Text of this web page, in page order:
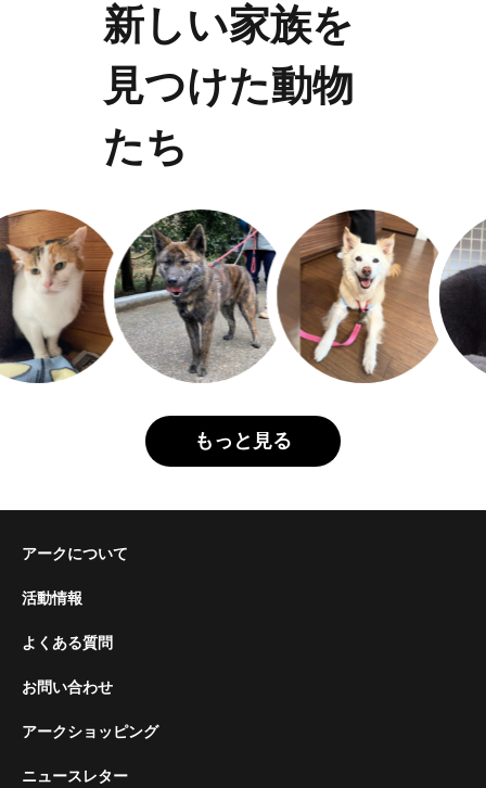
新しい家族を
見つけた動物
たち
もっと見る
アークについて
活動情報
よくある質問
お問い合わせ
アークショッピング
ニュースレター